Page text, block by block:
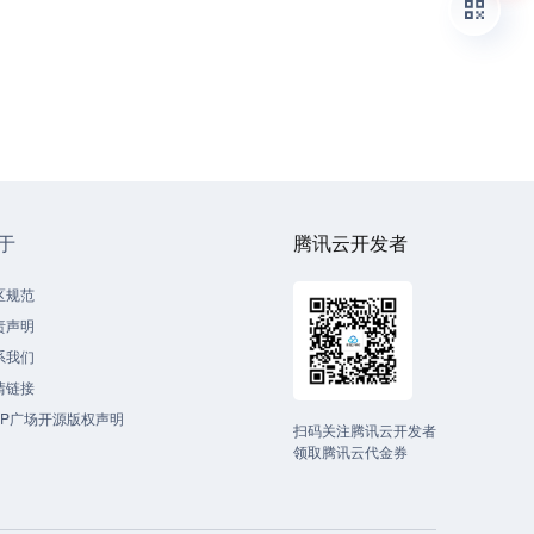
规范
声明
我们
链接
广场开源版权声明
腾讯云开发者
扫码关注腾讯云开发者
领取腾讯云代金券